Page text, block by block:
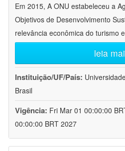
Em 2015, A ONU estabeleceu a
Objetivos de Desenvolvimento
relevância econômica do turismo
leia
Instituição/UF/País:
Brasil
Vigência: Fri Mar 01 00:00:00
00:00:00 BRT 2027